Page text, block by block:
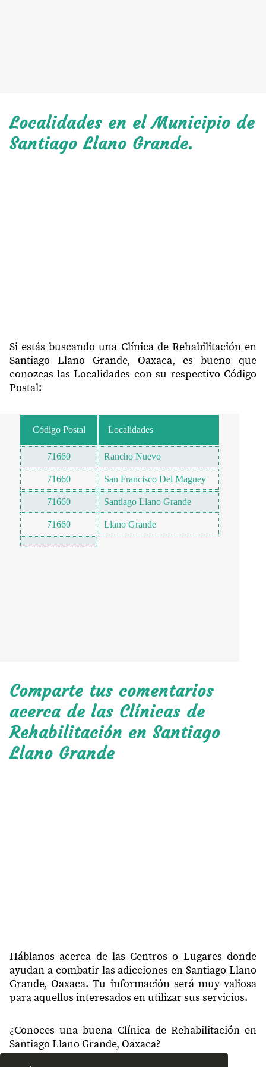
Localidades en el Municipio de
Santiago Llano Grande.
Si estás buscando una Clínica de Rehabilitación en
Santiago Llano Grande, Oaxaca, es bueno que
conozcas las Localidades con su respectivo Código
Postal:
Código Postal Localidades
71660 Rancho Nuevo
71660 San Francisco Del Maguey
71660 Santiago Llano Grande
71660 Llano Grande
Comparte tus comentarios
acerca de las Clínicas de
Rehabilitación en Santiago
Llano Grande
Háblanos acerca de las Centros o Lugares donde
ayudan a combatir las adicciones en Santiago Llano
Grande, Oaxaca. Tu información será muy valiosa
para aquellos interesados en utilizar sus servicios.
¿Conoces una buena Clínica de Rehabilitación en
Santiago Llano Grande, Oaxaca?